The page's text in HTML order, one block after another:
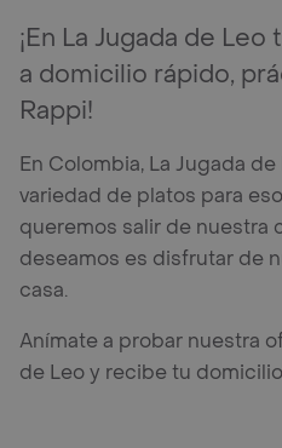
¡En La Jugada de
a domicilio rápido,
Rappi!
En Colombia, La Jugada
variedad de platos para
queremos salir de nuestra
deseamos es disfrutar de
casa.
Anímate a probar nuestra
de Leo y recibe tu